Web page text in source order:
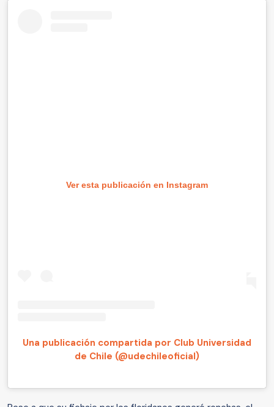
Ver esta publicación en Instagram
Una publicación compartida por Club Universidad
de Chile (@udechileoficial)